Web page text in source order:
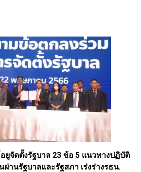
ยูจัดตั้งรัฐบาล 23 ข้อ 5 แนวทางปฏิบัติ
านรัฐบาลและรัฐสภา เร่งร่างรธน.